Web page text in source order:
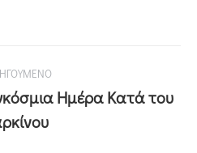
Ημέρα Κατά του